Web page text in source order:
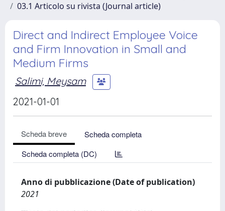
03.1 Articolo su rivista (Journal article)
Direct and Indirect Employee Voice
and Firm Innovation in Small and
Medium Firms
Salimi, Meysam
2021-01-01
Scheda breve
Scheda completa
Scheda completa (DC)
Anno di pubblicazione (Date of publication)
2021